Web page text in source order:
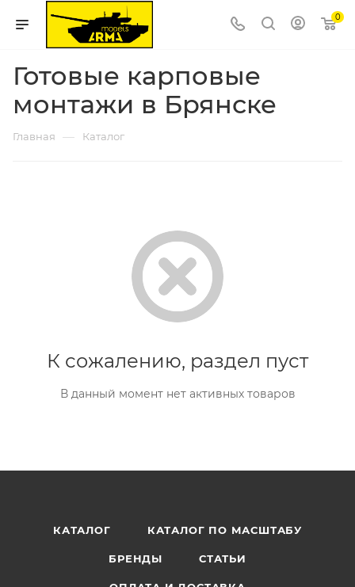
0
Готовые карповые
монтажи в Брянске
Главная — Каталог
К сожалению, раздел пуст
В данный момент нет активных товаров
КАТАЛОГ КАТАЛОГ ПО МАСШТАБУ
БРЕНДЫ СТАТЬИ